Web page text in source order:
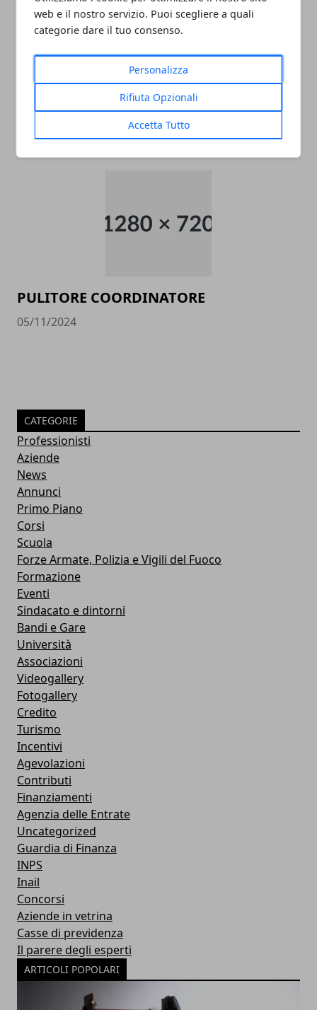
web e il nostro servizio. Puoi scegliere a quali
categorie dare il tuo consenso.
Personalizza
Rifiuta Opzionali
Accetta Tutto
PULITORE COORDINATORE
05/11/2024
CATEGORIE
Professionisti
Aziende
News
Annunci
Primo Piano
Corsi
Scuola
Forze Armate, Polizia e Vigili del Fuoco
Formazione
Eventi
Sindacato e dintorni
Bandi e Gare
Università
Associazioni
Videogallery
Fotogallery
Credito
Turismo
Incentivi
Agevolazioni
Contributi
Finanziamenti
Agenzia delle Entrate
Uncategorized
Guardia di Finanza
INPS
Inail
Concorsi
Aziende in vetrina
Casse di previdenza
Il parere degli esperti
ARTICOLI POPOLARI